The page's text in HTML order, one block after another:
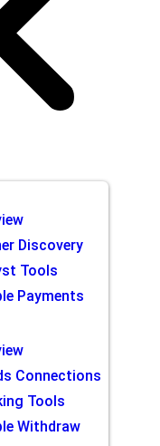
Discovery
Tools
Payments
Connections
Tools
Withdraw